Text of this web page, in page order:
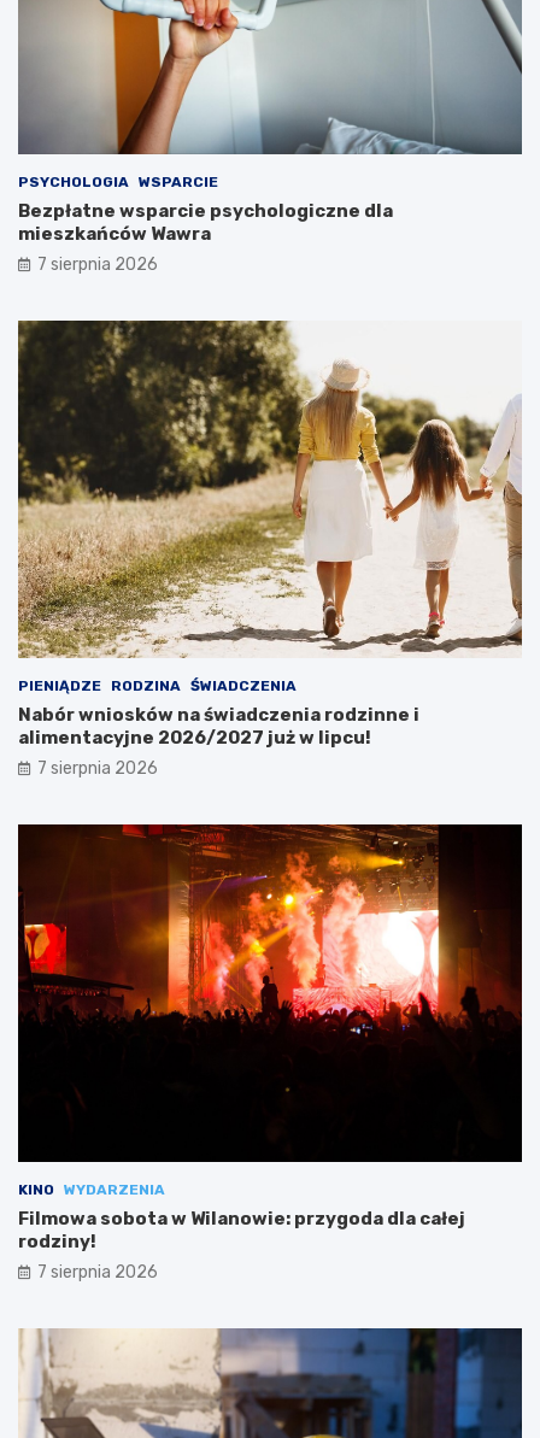
PSYCHOLOGIA WSPARCIE
Bezpłatne wsparcie psychologiczne dla
mieszkańców Wawra
7 sierpnia 2026
PIENIĄDZE RODZINA ŚWIADCZENIA
Nabór wniosków na świadczenia rodzinne i
alimentacyjne 2026/2027 już w lipcu!
7 sierpnia 2026
KINO WYDARZENIA
Filmowa sobota w Wilanowie: przygoda dla całej
rodziny!
7 sierpnia 2026